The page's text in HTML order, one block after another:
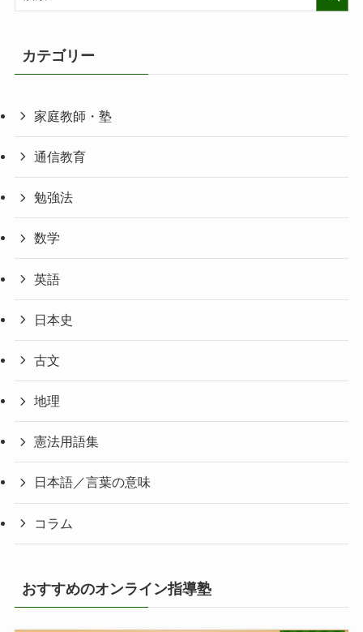
カテゴリー
家庭教師・塾
通信教育
勉強法
数学
英語
日本史
古文
地理
憲法用語集
日本語／言葉の意味
コラム
おすすめのオンライン指導塾